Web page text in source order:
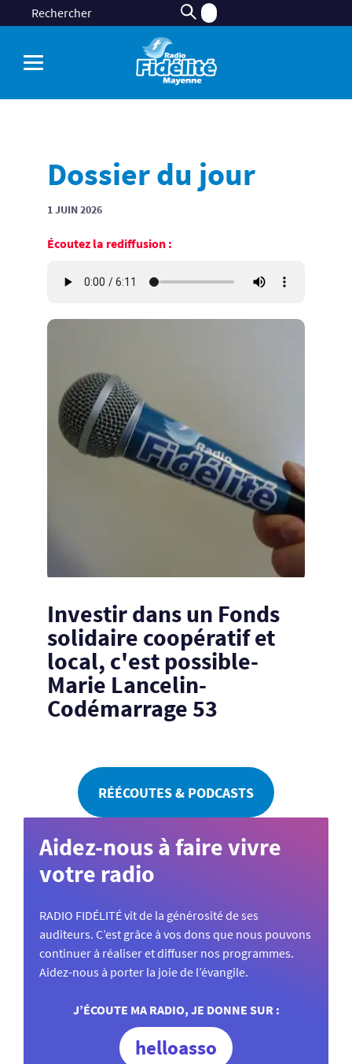
Dossier du jour
1 JUIN 2026
Écoutez la rediffusion :
Investir dans un Fonds
solidaire coopératif et
local, c'est possible-
Marie Lancelin-
Codémarrage 53
RÉÉCOUTES & PODCASTS
Aidez-nous à faire vivre
votre radio
RADIO FIDÉLITÉ vit de la générosité de ses
auditeurs. C’est grâce à vos dons que nous pouvons
continuer à réaliser et diffuser nos programmes.
Aidez-nous à porter la joie de l’évangile.
J’ÉCOUTE MA RADIO, JE DONNE SUR :
helloasso